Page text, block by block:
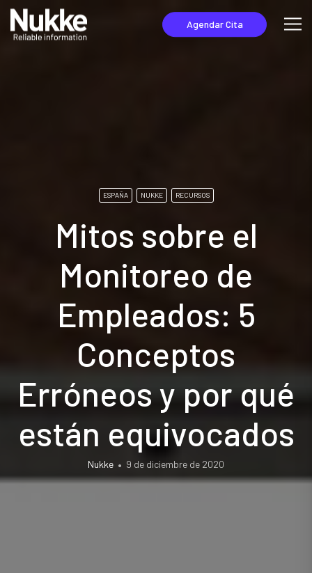
Agendar Cita
ESPAÑA NUKKE RECURSOS
Mitos sobre el
Monitoreo de
Empleados: 5
Conceptos
Erróneos y por qué
están equivocados
Nukke 9 de diciembre de 2020